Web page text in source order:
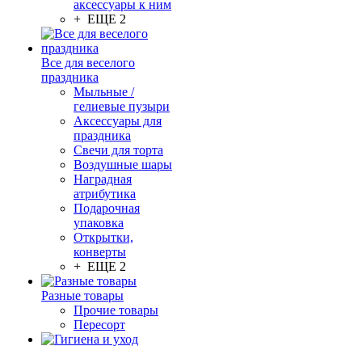
аксессуары к ним
+ ЕЩЕ 2
Все для веселого
праздника
Мыльные /
гелиевые пузыри
Аксессуары для
праздника
Свечи для торта
Воздушные шары
Наградная
атрибутика
Подарочная
упаковка
Открытки,
конверты
+ ЕЩЕ 2
Разные товары
Прочие товары
Пересорт